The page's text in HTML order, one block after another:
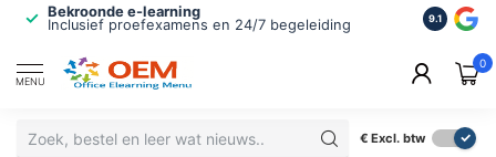
Bekroonde e-learning
Inclusief proefexamens en 24/7 begeleiding
ISO
2.500+
9.1
MENU
0
€ Excl. btw